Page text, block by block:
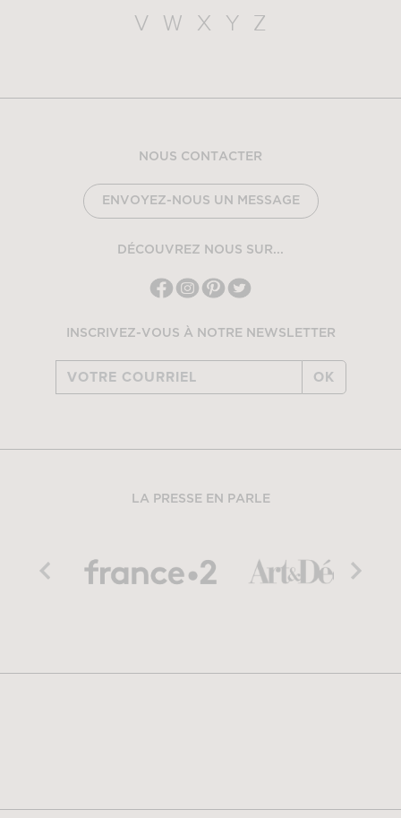
V
W X Y Z
NOUS CONTACTER
ENVOYEZ-NOUS UN MESSAGE
DÉCOUVREZ NOUS SUR...
INSCRIVEZ-VOUS À NOTRE NEWSLETTER
OK
LA PRESSE EN PARLE